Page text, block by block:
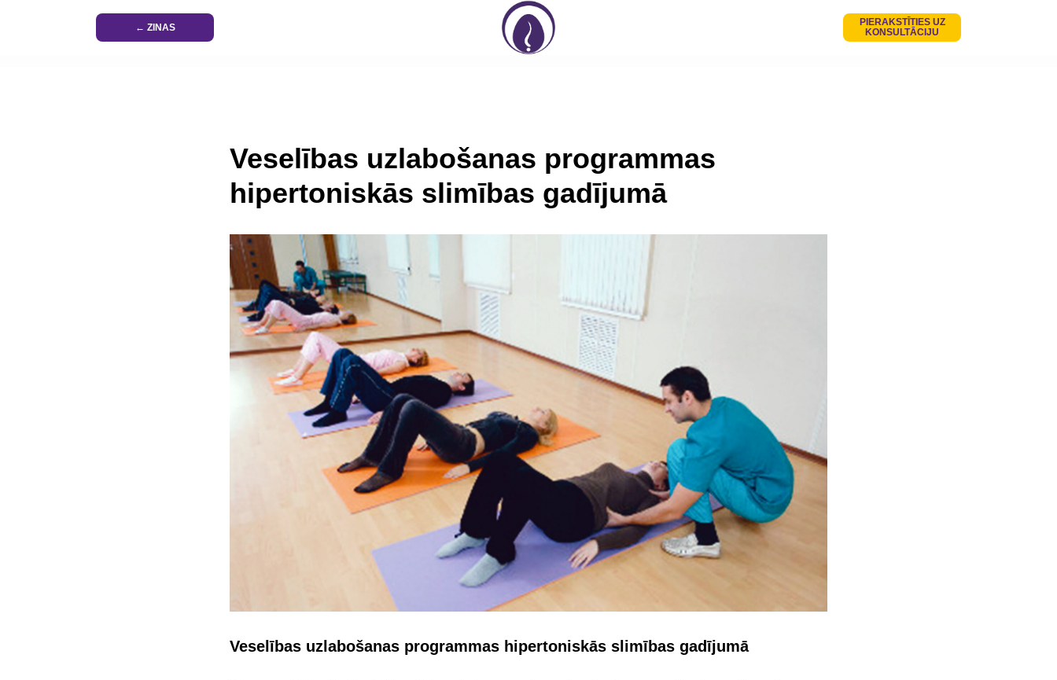
← ZINAS
PIERAKSTĪTIES UZ
KONSULTĀCIJU
Veselības uzlabošanas programmas
hipertoniskās slimības gadījumā
Veselības uzlabošanas programmas hipertoniskās slimības gadījumā